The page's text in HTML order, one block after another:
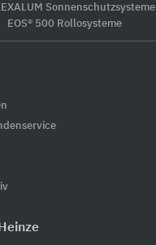
Sonnenschutzsysteme
EOS® 500 Rollosysteme